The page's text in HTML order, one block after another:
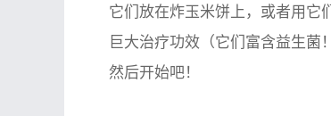
它们放在炸玉米饼上，或者用它
巨大治疗功效（它们富含益生菌
然后开始吧！